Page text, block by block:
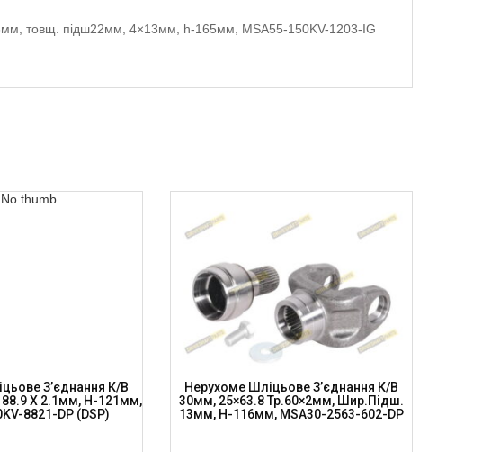
товщ. підш22мм, 4×13мм, h-165мм, MSA55-150KV-1203-IG
З’єднання К/в
X 2.1мм, H-121мм,
8821-DP (DSP)
Нерухоме Шліцьове З’єднання К/в
30мм, 25×63.8 Тр.60×2мм, Шир.підш.
13мм, H-116мм, MSA30-2563-602-DP